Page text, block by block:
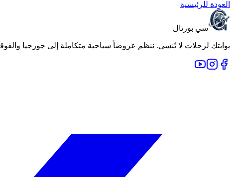
العودة للرئيسية
سي بورتال
بوابتك لرحلات لا تُنسى. ننظم عروضاً سياحية متكاملة إلى جورجيا والقوقاز وأجمل وجهات العالم منذ